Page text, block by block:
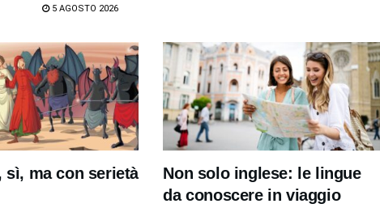
5 AGOSTO 2026
sì, ma con serietà
Non solo inglese: le lingue
da conoscere in viaggio